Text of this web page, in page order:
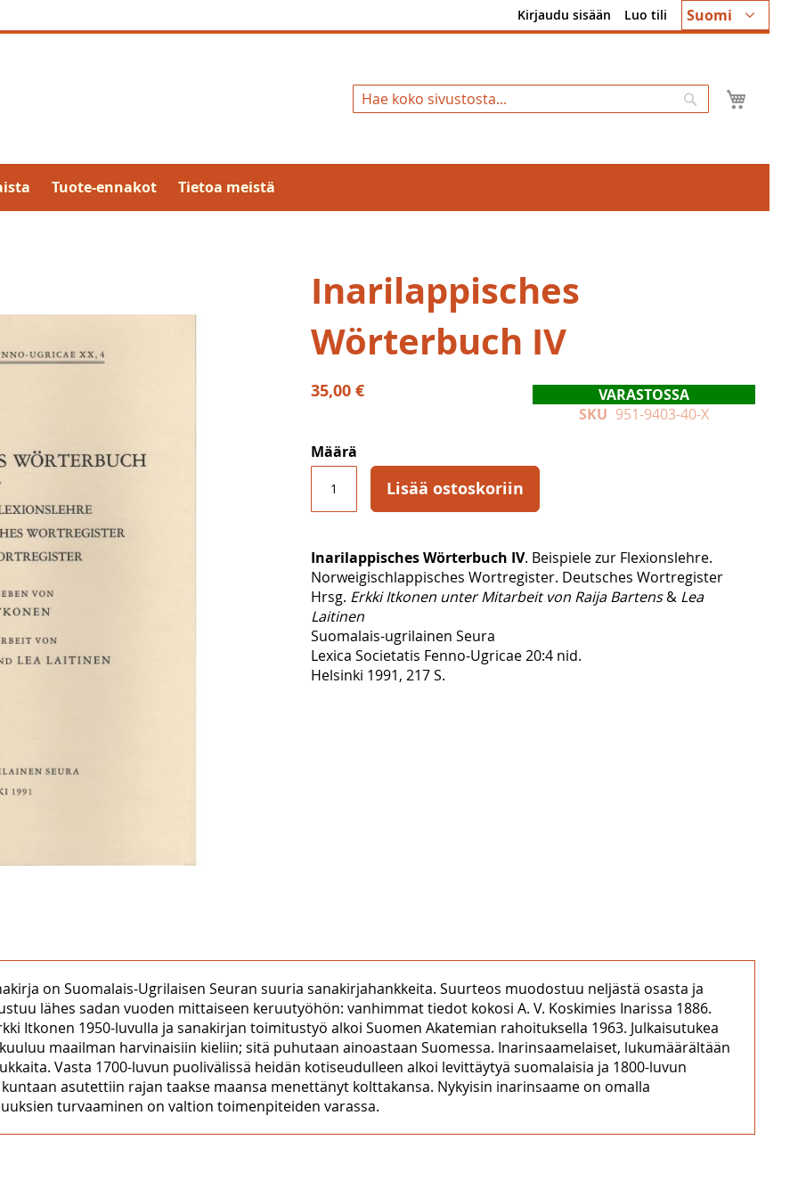
Kieli
Suomi
Kirjaudu sisään Luo tili
Hae
Tuote-ennakot Tietoa meistä
Inarilappisches
Wörterbuch IV
35,00 €
VARASTOSSA
SKU 951-9403-40-X
Määrä
Lisää ostoskoriin
Inarilappisches Wörterbuch IV. Beispiele zur Flexionslehre.
Norweigischlappisches Wortregister. Deutsches Wortregister
Hrsg. Erkki Itkonen unter Mitarbeit von Raija Bartens& Lea
Laitinen
Suomalais-ugrilainen Seura
Lexica Societatis Fenno-Ugricae 20:4 nid.
Helsinki 1991, 217 S.
on Suomalais-Ugrilaisen Seuran suuria sanakirjahankkeita. Suurteos muodostuu neljästä osasta ja
lähes sadan vuoden mittaiseen keruutyöhön: vanhimmat tiedot kokosi A. V. Koskimies Inarissa 1886.
Itkonen 1950-luvulla ja sanakirjan toimitustyö alkoi Suomen Akatemian rahoituksella 1963. Julkaisutukea
maailman harvinaisiin kieliin; sitä puhutaan ainoastaan Suomessa. Inarinsaamelaiset, lukumäärältään
Vasta 1700-luvun puolivälissä heidän kotiseudulleen alkoi levittäytyä suomalaisia ja 1800-luvun
asutettiin rajan taakse maansa menettänyt kolttakansa. Nykyisin inarinsaame on omalla
turvaaminen on valtion toimenpiteiden varassa.